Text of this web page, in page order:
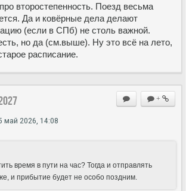
второстепенность. Поезд весьма
Да и ковёрные дела делают
(если в СПб) не столь важной.
но да (см.выше). Ну это всё на лето,
расписание.
+
май 2026, 14:08
время в пути на час? Тогда и отправлять
и прибытие будет не особо поздним.